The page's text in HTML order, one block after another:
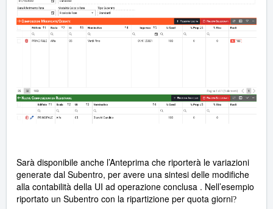
Sarà disponibile anche l’Anteprima che riporterà le variazioni
generate dal Subentro, per avere una sintesi delle modifiche
alla contabilità della UI ad operazione conclusa . Nell’esempio
riportato un Subentro con la ripartizione per quota giorni?